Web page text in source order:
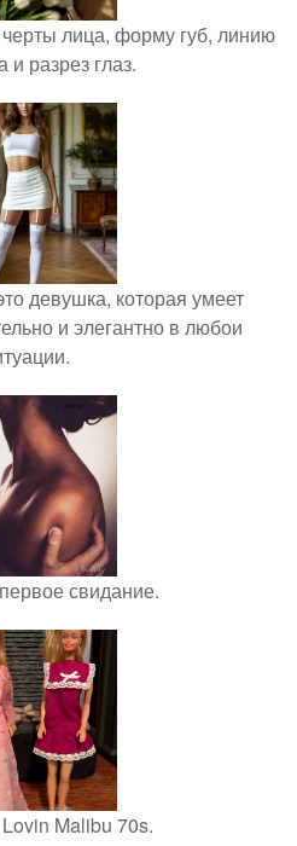
лица, форму губ, линию
и разрез глаз.
девушка, которая умеет
и элегантно в любои
свидание.
Malibu 70s.